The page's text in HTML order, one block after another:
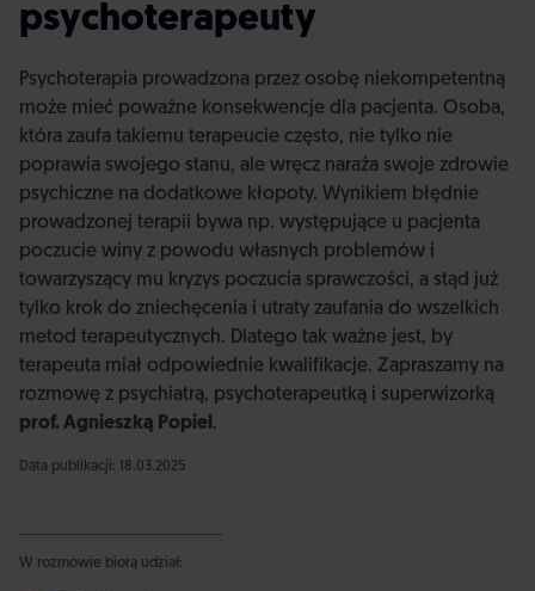
psychoterapeuty
Psychoterapia prowadzona przez osobę niekompetentną
może mieć poważne konsekwencje dla pacjenta. Osoba,
która zaufa takiemu terapeucie często, nie tylko nie
poprawia swojego stanu, ale wręcz naraża swoje zdrowie
psychiczne na dodatkowe kłopoty. Wynikiem błędnie
prowadzonej terapii bywa np. występujące u pacjenta
poczucie winy z powodu własnych problemów i
towarzyszący mu kryzys poczucia sprawczości, a stąd już
tylko krok do zniechęcenia i utraty zaufania do wszelkich
metod terapeutycznych. Dlatego tak ważne jest, by
terapeuta miał odpowiednie kwalifikacje. Zapraszamy na
rozmowę z psychiatrą, psychoterapeutką i superwizorką
prof. Agnieszką Popiel .
Data publikacji: 18.03.2025
W rozmowie biorą udział: